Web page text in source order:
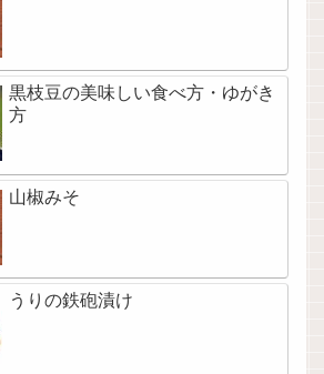
黒枝豆の美味しい食べ方・ゆがき
方
山椒みそ
うりの鉄砲漬け